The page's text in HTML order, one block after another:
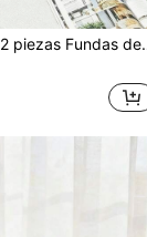
2 piezas Fundas de almohada con tema de cosecha de otoño, con calabazas de arte lineal naranja y blanco, paisajes pastorales de otoño y elementos decorativos de Acción de Gracias, adecuadas para dormitorio, sofá o sala de estar